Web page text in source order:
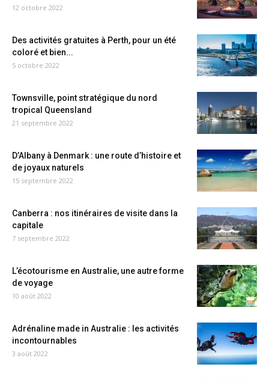
12 octobre 2022
Des activités gratuites à Perth, pour un été
coloré et bien...
5 octobre 2022
Townsville, point stratégique du nord
tropical Queensland
21 septembre 2022
D’Albany à Denmark : une route d’histoire et
de joyaux naturels
15 septembre 2022
Canberra : nos itinéraires de visite dans la
capitale
7 septembre 2022
L’écotourisme en Australie, une autre forme
de voyage
10 août 2022
Adrénaline made in Australie : les activités
incontournables
3 août 2022